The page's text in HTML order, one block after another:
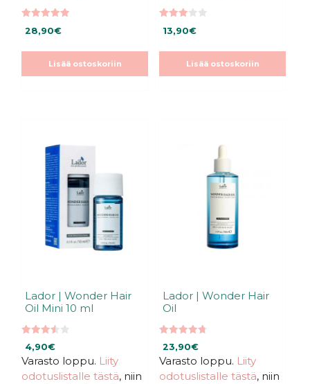
5:stä
28,90€
Lisää ostoskoriin
5:stä
13,90€
Lisää ostoskoriin
Lador | Wonder Hair
Oil Mini 10 ml
3.50
5:stä
4,90€
Varasto loppu. Liity
odotuslistalle tästä, niin
Lador | Wonder Hair
Oil
4.75
5:stä
23,90€
Varasto loppu. Liity
odotuslistalle tästä, niin